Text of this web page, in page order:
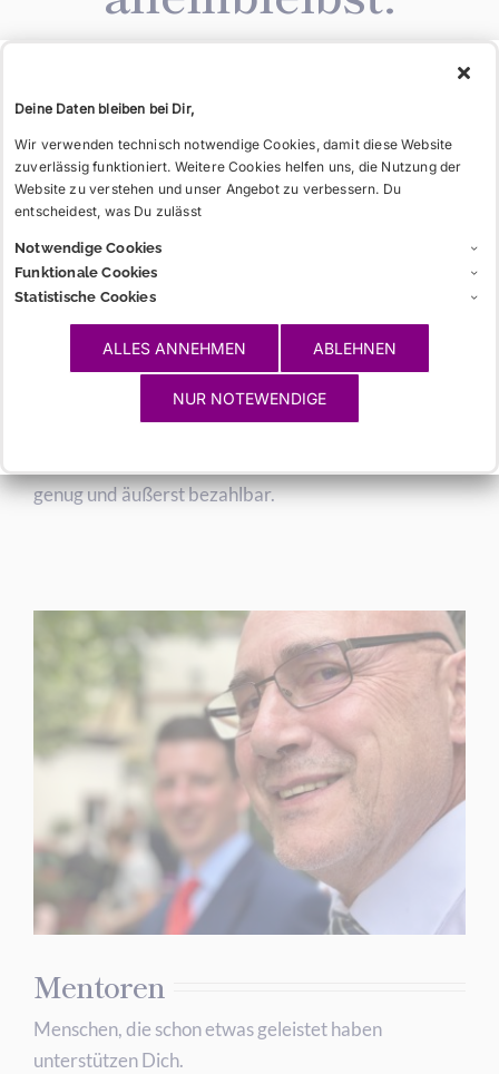
genug und äußerst bezahlbar.
Mentoren
Menschen, die schon etwas geleistet haben
unterstützen Dich.
Deine Daten bleiben bei Dir,
Wir verwenden technisch notwendige Cookies, damit diese Website
zuverlässig funktioniert. Weitere Cookies helfen uns, die Nutzung der
Website zu verstehen und unser Angebot zu verbessern. Du
entscheidest, was Du zulässt
Notwendige Cookies
Funktionale Cookies
Statistische Cookies
ALLES ANNEHMEN ABLEHNEN
NUR NOTEWENDIGE
Spaß